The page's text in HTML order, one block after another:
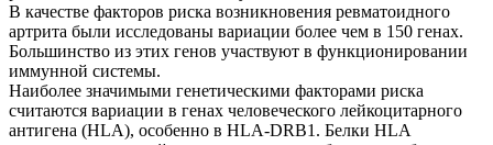
В качестве факторов риска возникновения ревматоидного
артрита были исследованы вариации более чем в 150 генах.
Большинство из этих генов участвуют в функционировании
иммунной системы.
Наиболее значимыми генетическими факторами риска
считаются вариации в генах человеческого лейкоцитарного
антигена (HLA), особенно в HLA-DRB1. Белки HLA